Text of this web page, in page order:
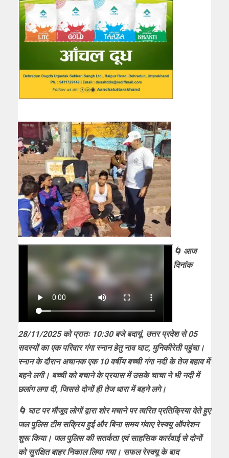
🌀 आज
दिनांक
28/11/2025 को प्रातः 10:30 बजे बदायूं, उत्तर प्रदेश से 05
सदस्यों का एक परिवार गंगा स्नान हेतु नाव घाट, मुनिकीरेती पहुंचा।
स्नान के दौरान अचानक एक 10 वर्षीय बच्ची गंगा नदी के तेज बहाव में
बहने लगी। बच्ची को बचाने के प्रयास में उसके चाचा ने भी नदी में
छलांग लगा दी, जिससे दोनों ही तेज धारा में बहने लगे।
🌀 घाट पर मौजूद लोगों द्वारा शोर मचाने पर त्वरित प्रतिक्रिया देते हुए
जल पुलिस टीम सक्रिय हुई और बिना समय गंवाए रेस्क्यू ऑपरेशन
शुरू किया। जल पुलिस की सतर्कता एवं साहसिक कार्रवाई से दोनों
को सुरक्षित बाहर निकाल लिया गया। सफल रेस्क्यू के बाद